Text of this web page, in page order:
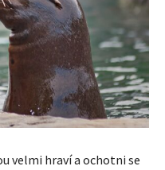
velmi hraví a ochotni se